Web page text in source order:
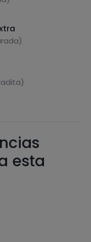
nutricional
muchas más
esta